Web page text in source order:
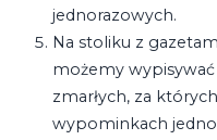
jednorazowych.
Na stoliku z
możemy
zmarłych, za
wypominkach